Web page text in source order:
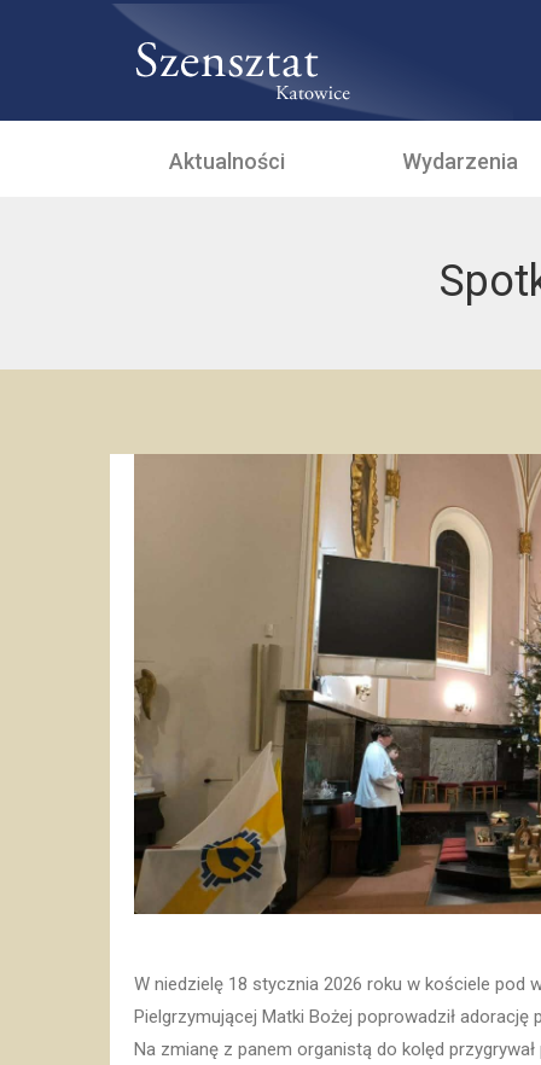
Aktualności Wydarzenia
W niedzielę 18 stycznia 2026 roku w kościele pod
Pielgrzymującej Matki Bożej poprowadził adorację
Na zmianę z panem organistą do kolęd